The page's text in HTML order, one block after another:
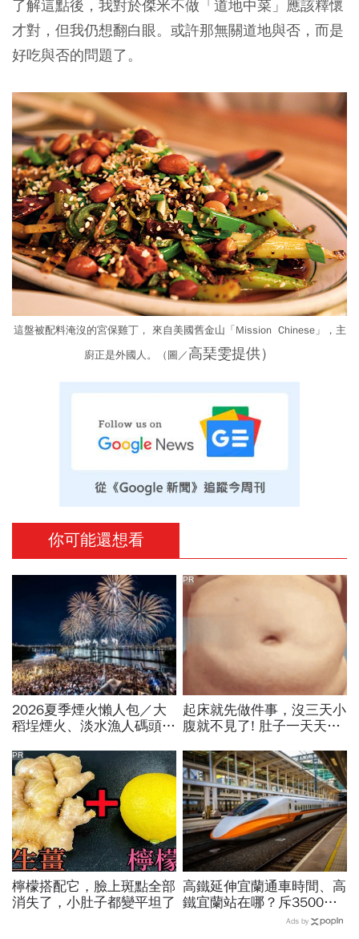
了解這點後，我對於傑米不做「道地中菜」應該釋懷
才對，但我仍想翻白眼。或許那無關道地與否，而是
好吃與否的問題了。
這盤被配料淹沒的宮保雞丁， 來自美國舊金山「Mission Chinese」，主
廚正是外國人。（圖／高琹雯提供）
你可能還想看
2026夏季煙火懶人包／大
稻埕煙火、淡水漁人碼頭、
放時間、表演卡司、最佳觀
賞點必看
起床就先做件事，沒三天小
腹就不見了! 肚子一天天變
PR
檸檬搭配它，臉上斑點全部
消失了，小肚子都變平坦了
PR
高鐵延伸宜蘭通車時間、高
鐵宜蘭站在哪？斥3500億
「南港出發20分鐘到」！
Ads by